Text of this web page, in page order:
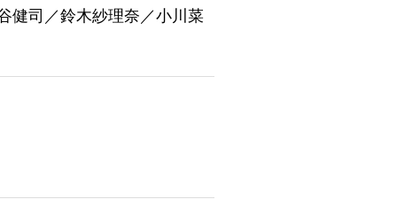
健司／鈴木紗理奈／小川菜